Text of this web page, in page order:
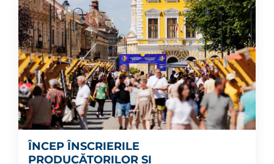
ÎNCEP ÎNSCRIERILE
PRODUCĂTORILOR ȘI